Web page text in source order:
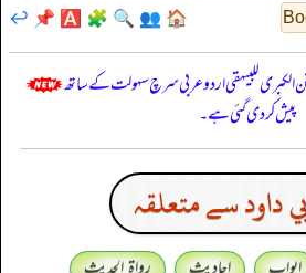
🏠
👥
🔍
🧩
🅰️
📌
↩️
الكبرى للبيهقي اردو عربی سرچ سہولت کے ساتھ
پیش کر دی گئی ہے۔
داود سے متعلقہ